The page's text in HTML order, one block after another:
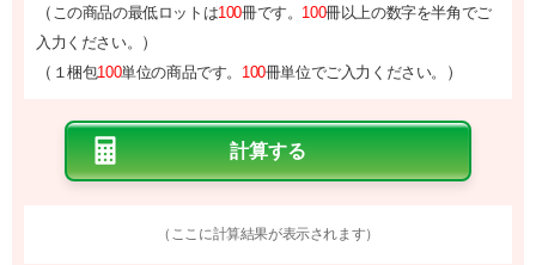
（ この商品の最低ロットは100冊です。 100冊以上の数字を半角でご
入力ください。
）
（ １梱包100単位の商品です。 100冊単位でご入力ください。 ）
（ここに計算結果が表示されます）